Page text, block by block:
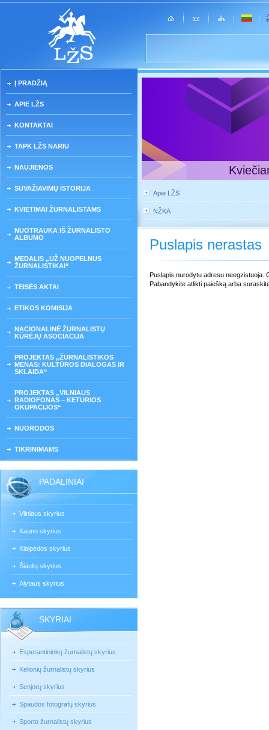
Į PRADŽIĄ
APIE LŽS
KONTAKTAI
TAPK LŽS NARIU
NAUJIENOS
SUVAŽIAVIMŲ ISTORIJA
KVIETIMAI ŽURNALISTAMS
NUOTRAUKA IŠ ŽURNALISTO
ALBUMO
MEDALIS „UŽ NUOPELNUS
ŽURNALISTIKAI“
TEISĖS AKTAI
ETIKOS KOMISIJA
NACIONALINĖ ŽURNALISTŲ
KŪRĖJŲ ASOCIACIJA
PROJEKTAS „ŽURNALISTIKOS
MENAS: KULTŪROS DIALOGAS IR
SKLAIDA“
PROJEKTAS „VILNIAUS
RADIOFONAS – KETURIOS
OKUPACIJOS“
NUORODOS
TIKRINIMAMS
PADALINIAI
Vilniaus skyrius
Kauno skyrius
Klaipėdos skyrius
Šiaulių skyrius
Alytaus skyrius
SKYRIAI
Esperantininkų žurnalistų skyrius
Kelionių žurnalistų skyrius
Senjorų skyrius
Spaudos fotografų skyrius
Sporto žurnalistų skyrius
Apie LŽS
NŽKA
Puslapis nerastas
Puslapis nurodytu adresu neegzistuoja.
Pabandykite atlikti paiešką arba